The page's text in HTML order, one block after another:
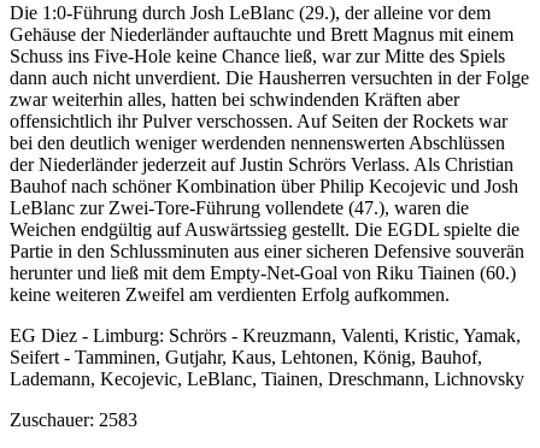
Die 1:0-Führung durch Josh LeBlanc (29.), der alleine vor dem
Gehäuse der Niederländer auftauchte und Brett Magnus mit einem
Schuss ins Five-Hole keine Chance ließ, war zur Mitte des Spiels
dann auch nicht unverdient. Die Hausherren versuchten in der Folge
zwar weiterhin alles, hatten bei schwindenden Kräften aber
offensichtlich ihr Pulver verschossen. Auf Seiten der Rockets war
bei den deutlich weniger werdenden nennenswerten Abschlüssen
der Niederländer jederzeit auf Justin Schrörs Verlass. Als Christian
Bauhof nach schöner Kombination über Philip Kecojevic und Josh
LeBlanc zur Zwei-Tore-Führung vollendete (47.), waren die
Weichen endgültig auf Auswärtssieg gestellt. Die EGDL spielte die
Partie in den Schlussminuten aus einer sicheren Defensive souverän
herunter und ließ mit dem Empty-Net-Goal von Riku Tiainen (60.)
keine weiteren Zweifel am verdienten Erfolg aufkommen.
EG Diez - Limburg: Schrörs - Kreuzmann, Valenti, Kristic, Yamak,
Seifert - Tamminen, Gutjahr, Kaus, Lehtonen, König, Bauhof,
Lademann, Kecojevic, LeBlanc, Tiainen, Dreschmann, Lichnovsky
Zuschauer: 2583